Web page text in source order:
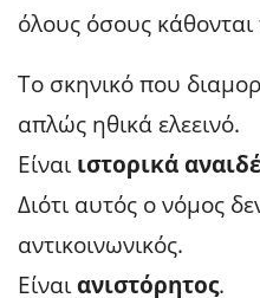
όλους όσους
Το σκηνικό που
απλώς ηθικά ελεεινό.
Είναι ιστορικά
Διότι αυτός ο νόμος
αντικοινωνικός.
Είναιανιστόρητος.